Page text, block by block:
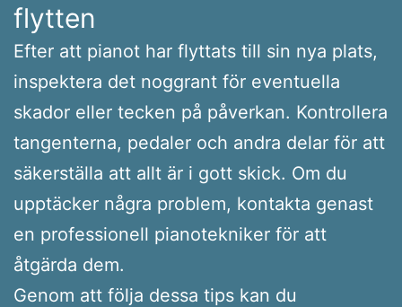
flytten
Efter att pianot har flyttats till sin nya plats,
inspektera det noggrant för eventuella
skador eller tecken på påverkan. Kontrollera
tangenterna, pedaler och andra delar för att
säkerställa att allt är i gott skick. Om du
upptäcker några problem, kontakta genast
en professionell pianotekniker för att
åtgärda dem.
Genom att följa dessa tips kan du